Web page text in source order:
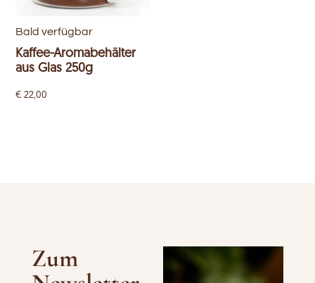
Bald verfügbar
Kaffee-Aromabehälter
aus Glas 250g
€ 22,00
Zum